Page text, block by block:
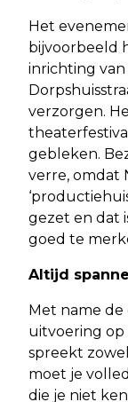
Het
bijvoorbeeld
inrichting
verzorgen.
gebleken.
verre, omdat
gezet en dat
goed te
Altijd
Met name
uitvoering op
spreekt
moet je
die je niet